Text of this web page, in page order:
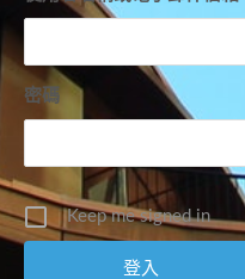
密碼
Keep me signed in